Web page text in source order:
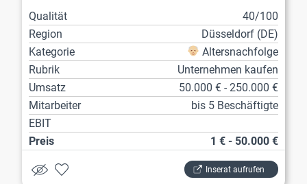
Qualität
40/100
Region
Düsseldorf (DE)
Kategorie
Altersnachfolge
Rubrik
Unternehmen kaufen
Umsatz
50.000 € - 250.000 €
Mitarbeiter
bis 5 Beschäftigte
EBIT
Preis
1 € - 50.000 €
Inserat aufrufen